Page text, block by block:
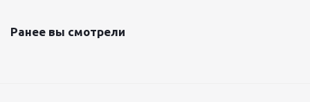
Ранее вы смотрели